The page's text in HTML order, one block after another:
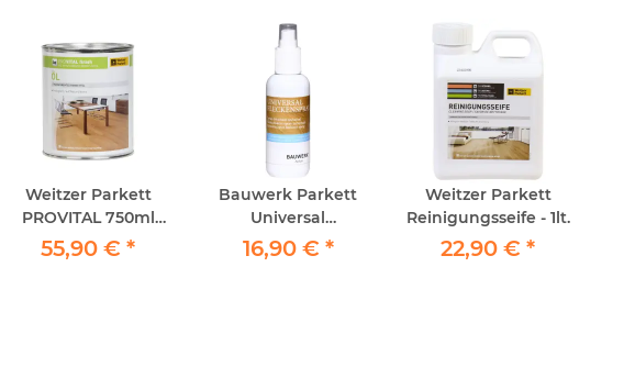
Weitzer Parkett
PROVITAL 750ml
Aufbau-Reparaturöl.
Farblos Seidenmatt
55,90 € *
Bauwerk Parkett
Universal
Fleckenspray 150ml
16,90 € *
Weitzer Parkett
Reinigungsseife - 1lt.
22,90 € *